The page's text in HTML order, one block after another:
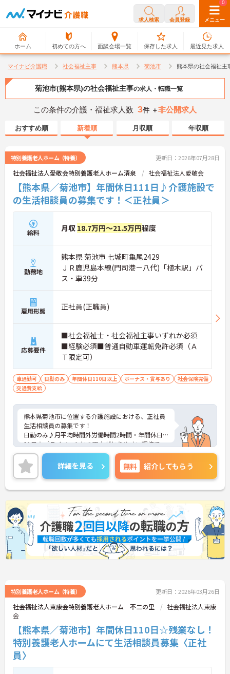
求人検索 会員登録 メニュー
ホーム 初めての方へ 面談会場一覧
0
保存した求人
0
最近見た求人
マイナビ介護職 社会福祉主事 熊本県 菊池市 熊本県の社会福祉主
菊池市(熊本県)の社会福祉主事の求人・転職一覧
この条件の介護・福祉求人数 3件 ＋非公開求人
おすすめ順 新着順 月収順 年収順
特別養護老人ホーム（特養） 更新日：2026年07月28日
社会福祉法人愛敬会特別養護老人ホーム清泉 社会福祉法人愛敬会
【熊本県／菊池市】年間休日111日♪介護施設で
の生活相談員の募集です！＜正社員＞
給料 月収 18.7万円～21.5万円程度
勤務地
熊本県 菊池市 七城町亀尾2429
ＪＲ鹿児島本線(門司港－八代)「植木駅」バ
ス・車39分
雇用形態 正社員(正職員)
応募要件
■社会福祉士・社会福祉主事いずれか必須
■経験必須■普通自動車運転免許必須（Ａ
Ｔ限定可）
車通勤可 日勤のみ 年間休日110日以上 ボーナス・賞与あり
社会保険完備
交通費支給
熊本県菊池市に位置する介護施設における、正社員
生活相談員の募集です！
日勤のみ♪月平均時間外労働時間2時間・年間休日1
11日☆プライベートとの両立がとりやすい環境で
す！
ご興味ある方には、面接対策ポイントなど、さらに
詳細をお話しいたしますのでお気軽にご相談くださ
い。
詳細を見る 無料 紹介してもらう
特別養護老人ホーム（特養） 更新日：2026年03月26日
社会福祉法人東康会特別養護老人ホーム 不二の里
社会福祉法人東康
会
【熊本県／菊池市】年間休日110日☆残業なし！
特別養護老人ホームにて生活相談員募集〈正社
員〉